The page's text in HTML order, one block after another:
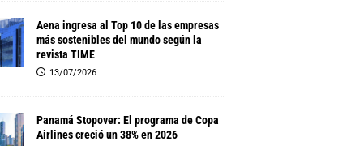
Aena ingresa al Top 10 de las empresas
más sostenibles del mundo según la
revista TIME
13/07/2026
Panamá Stopover: El programa de Copa
Airlines creció un 38% en 2026